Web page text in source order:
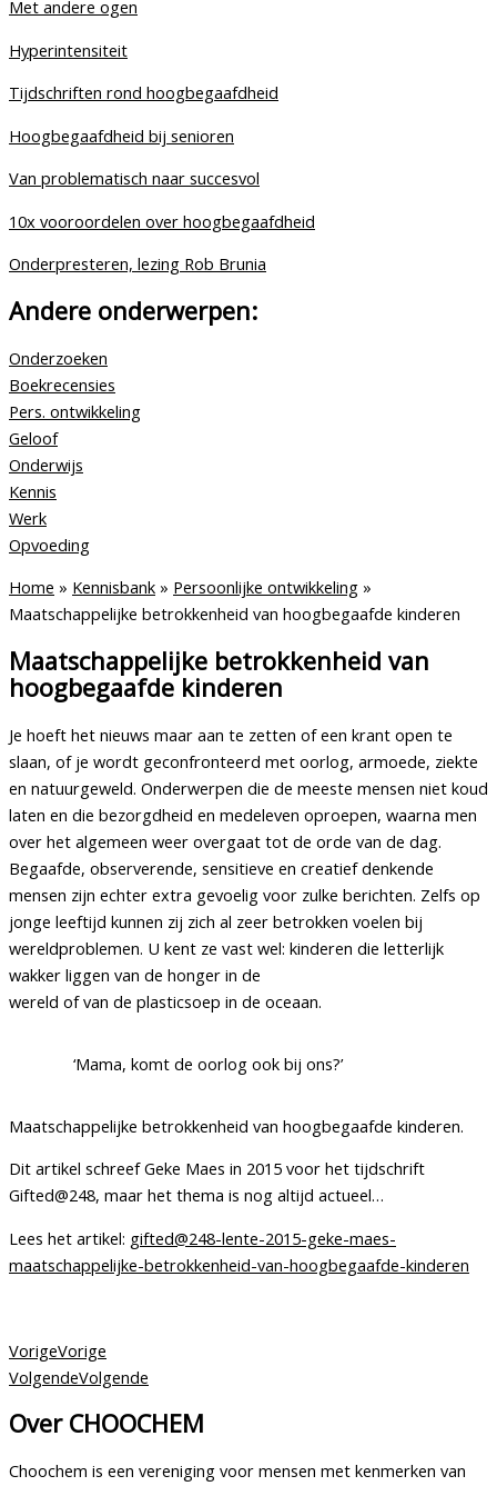
Met andere ogen
Hyperintensiteit
Tijdschriften rond hoogbegaafdheid
Hoogbegaafdheid bij senioren
Van problematisch naar succesvol
10x vooroordelen over hoogbegaafdheid
Onderpresteren, lezing Rob Brunia
Andere onderwerpen:
Onderzoeken
Boekrecensies
Pers. ontwikkeling
Geloof
Onderwijs
Kennis
Werk
Opvoeding
Home » Kennisbank » Persoonlijke ontwikkeling »
Maatschappelijke betrokkenheid van hoogbegaafde kinderen
Maatschappelijke betrokkenheid van
hoogbegaafde kinderen
Je hoeft het nieuws maar aan te zetten of een krant open te
slaan, of je wordt geconfronteerd met oorlog, armoede, ziekte
en natuurgeweld. Onderwerpen die de meeste mensen niet koud
laten en die bezorgdheid en medeleven oproepen, waarna men
over het algemeen weer overgaat tot de orde van de dag.
Begaafde, observerende, sensitieve en creatief denkende
mensen zijn echter extra gevoelig voor zulke berichten. Zelfs op
jonge leeftijd kunnen zij zich al zeer betrokken voelen bij
wereldproblemen. U kent ze vast wel: kinderen die letterlijk
wakker liggen van de honger in de
wereld of van de plasticsoep in de oceaan.
‘Mama, komt de oorlog ook bij ons?’
Maatschappelijke betrokkenheid van hoogbegaafde kinderen.
Dit artikel schreef Geke Maes in 2015 voor het tijdschrift
Gifted@248, maar het thema is nog altijd actueel…
Lees het artikel: gifted@248-lente-2015-geke-maes-
maatschappelijke-betrokkenheid-van-hoogbegaafde-kinderen
VorigeVorige
VolgendeVolgende
Over CHOOCHEM
Choochem is een vereniging voor mensen met kenmerken van